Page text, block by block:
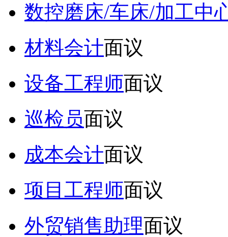
数控磨床/车床/加工中
材料会计面议
设备工程师面议
巡检员面议
成本会计面议
项目工程师面议
外贸销售助理面议